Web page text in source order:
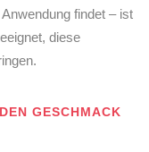
findet – ist
diese
GESCHMACK